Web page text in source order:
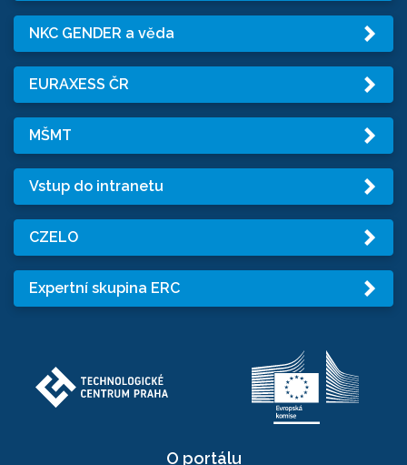
NKC GENDER a věda
EURAXESS ČR
MŠMT
Vstup do intranetu
CZELO
Expertní skupina ERC
O portálu